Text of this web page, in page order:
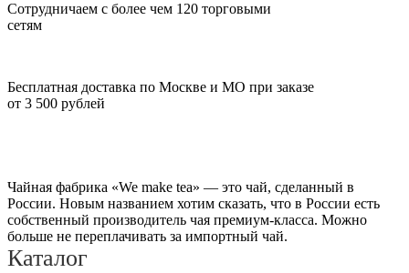
Сотрудничаем с более чем 120 торговыми
сетям
Бесплатная доставка по Москве и МО при заказе
от 3 500 рублей
Чайная фабрика «We make tea» — это чай, сделанный в
России. Новым названием хотим сказать, что в России есть
собственный производитель чая премиум-класса. Можно
больше не переплачивать за импортный чай.
Каталог